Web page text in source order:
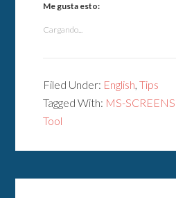
Me gusta esto:
Cargando...
Filed Under: English,Tips
Tagged With: MS-
Tool